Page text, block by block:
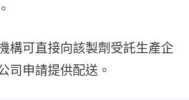
構可直接向該製劑受託生產企
司申請提供配送。